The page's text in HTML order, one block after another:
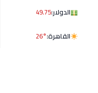
الدولار:49.75
القاهرة:26°